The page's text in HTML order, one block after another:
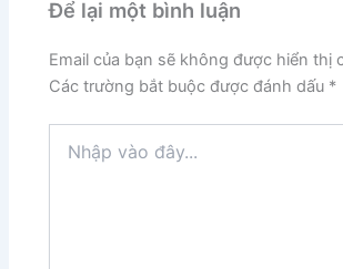
Để lại một bình luận
Email của bạn sẽ không được hiển thị
Các trường bắt buộc được đánh dấu *
vào